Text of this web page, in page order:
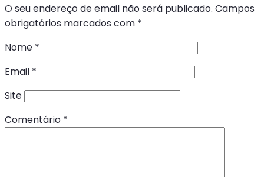
O seu endereço de email não será publicado. Campos
obrigatórios marcados com *
Nome *
Email *
Site
Comentário *